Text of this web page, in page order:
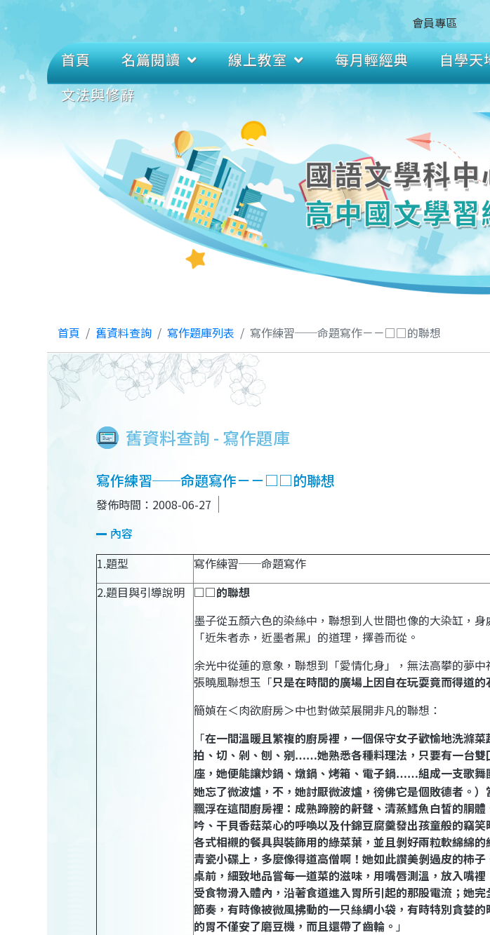
會員專區
首頁 名篇閱讀 線上教室 每月輕經典 自學天
文法與修辭
首頁 舊資料查詢 寫作題庫列表 寫作練習──命題寫作－－□□的聯想
舊資料查詢 - 寫作題庫
寫作練習──命題寫作－－□□的聯想
發佈時間：2008-06-27
內容
1.題型
寫作練習──命題寫作
2.題目與引導說明 □□的聯想
墨子從五顏六色的染絲中，聯想到人世間也像的大染缸，
「近朱者赤，近墨者黑」的道理，擇善而從。
余光中從蓮的意象，聯想到「愛情化身 」，無法高攀的夢中
張曉風聯想玉「只是在時間的廣場上因自在玩耍竟而得道的
簡媜在＜肉欲廚房＞中也對做菜展開非凡的聯想：
「在一間溫暖且繁複的廚房裡，一個保守女子歡愉地洗滌
拍、切、剁、刨、剜……她熟悉各種料理法，只要有一台
座，她便能讓炒鍋、燉鍋、烤箱、電子鍋……組成一支歌
她忘了微波爐，不，她討厭微波爐，徬佛它是個敗德者。
飄浮在這間廚房裡：成熟蹄膀的鼾聲、清蒸鱈魚白皙的胴
吟、干貝香菇菜心的呼喚以及什錦豆腐羹發出孩童般的竊
各式相襯的餐具與裝飾用的綠菜葉，並且剝好兩粒軟綿綿
青瓷小碟上，多麼像得道高僧啊！她如此讚美剝過皮的柿
桌前，細致地品嘗每一道菜的滋味，用嘴唇測溫，放入嘴
受食物滑入體內，沿著食道進入胃所引起的那股電流；她
節奏，有時像被微風拂動的一只絲綢小袋，有時特別貪婪
的胃不僅安了磨豆機，而且還帶了齒輪。 」